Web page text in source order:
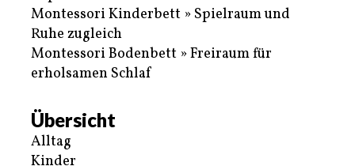
Montessori Kinderbett » Spielraum und
Ruhe zugleich
Montessori Bodenbett » Freiraum für
erholsamen Schlaf
Übersicht
Alltag
Kinder